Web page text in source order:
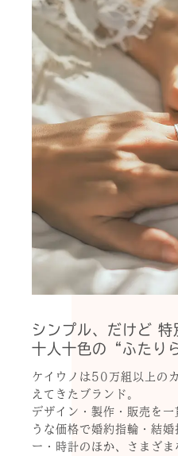
シンプル、だけど 特
十人十色の“ふたり
ケイウノは50万組以上の
えてきたブランド。
デザイン・製作・販売を
うな価格で婚約指輪・結婚
ー・時計のほか、さまざ